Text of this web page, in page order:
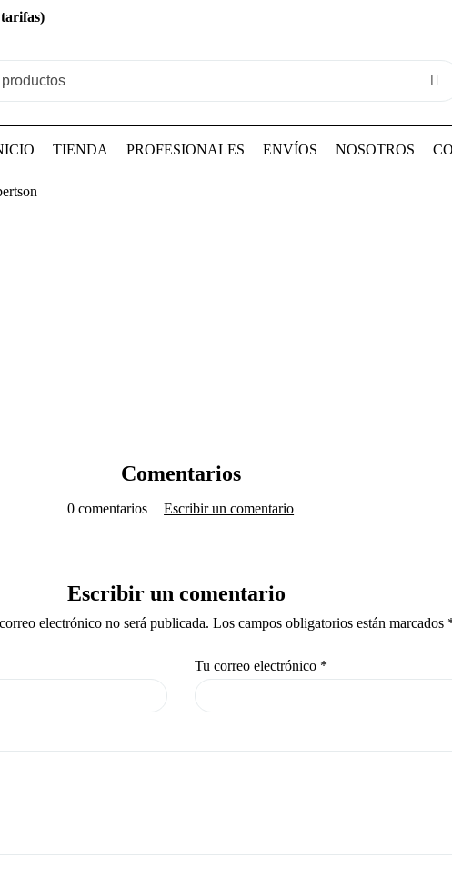
TIENDA PROFESIONALES ENVÍOS NOSOTROS
Comentarios
0 comentarios Escribir un comentario
Escribir un comentario
electrónico no será publicada. Los campos obligatorios están marcados
Tu correo electrónico *